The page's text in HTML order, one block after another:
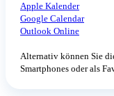
Apple Kalender
Google Calendar
Outlook Online
Alternativ können Sie
Smartphones oder als